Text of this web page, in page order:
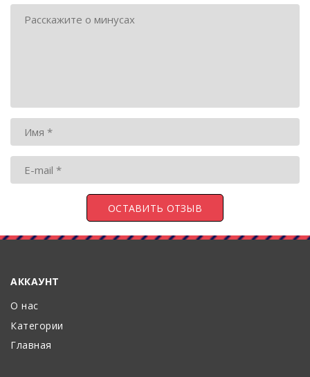
АККАУНТ
О нас
Категории
Главная